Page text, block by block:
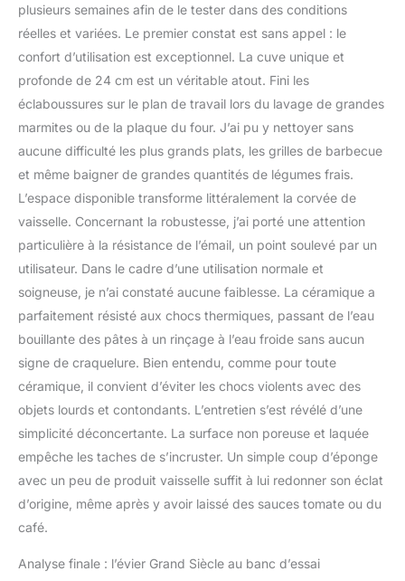
plusieurs semaines afin de le tester dans des conditions
réelles et variées. Le premier constat est sans appel : le
confort d’utilisation est exceptionnel. La cuve unique et
profonde de 24 cm est un véritable atout. Fini les
éclaboussures sur le plan de travail lors du lavage de grandes
marmites ou de la plaque du four. J’ai pu y nettoyer sans
aucune difficulté les plus grands plats, les grilles de barbecue
et même baigner de grandes quantités de légumes frais.
L’espace disponible transforme littéralement la corvée de
vaisselle. Concernant la robustesse, j’ai porté une attention
particulière à la résistance de l’émail, un point soulevé par un
utilisateur. Dans le cadre d’une utilisation normale et
soigneuse, je n’ai constaté aucune faiblesse. La céramique a
parfaitement résisté aux chocs thermiques, passant de l’eau
bouillante des pâtes à un rinçage à l’eau froide sans aucun
signe de craquelure. Bien entendu, comme pour toute
céramique, il convient d’éviter les chocs violents avec des
objets lourds et contondants. L’entretien s’est révélé d’une
simplicité déconcertante. La surface non poreuse et laquée
empêche les taches de s’incruster. Un simple coup d’éponge
avec un peu de produit vaisselle suffit à lui redonner son éclat
d’origine, même après y avoir laissé des sauces tomate ou du
café.
Analyse finale : l’évier Grand Siècle au banc d’essai